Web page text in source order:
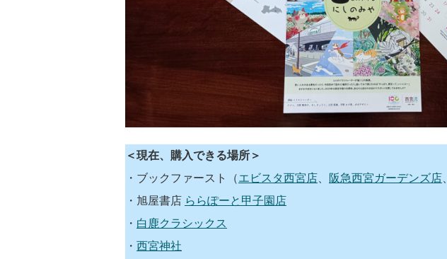
＜現在、購入できる場所＞
・ブックファースト（エビスタ西宮店 阪急西宮ガーデンズ店
・旭屋書店 ららぽーと甲子園店
・ 白鹿クラシックス
・西宮神社